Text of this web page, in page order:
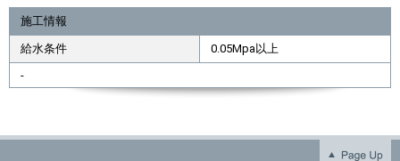
施工情報
給水条件
0.05Mpa以上
-